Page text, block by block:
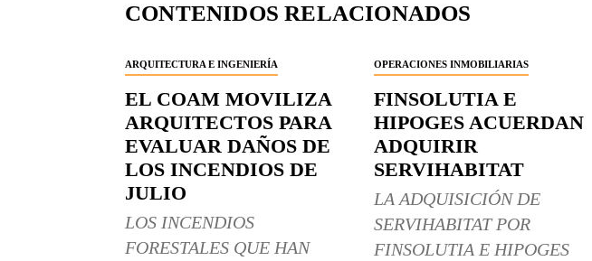
CONTENIDOS RELACIONADOS
ARQUITECTURA E INGENIERÍA
EL COAM MOVILIZA
ARQUITECTOS PARA
EVALUAR DAÑOS DE
LOS INCENDIOS DE
JULIO
LOS INCENDIOS
FORESTALES QUE HAN
OPERACIONES INMOBILIARIAS
FINSOLUTIA E
HIPOGES ACUERDAN
ADQUIRIR
SERVIHABITAT
LA ADQUISICIÓN DE
SERVIHABITAT POR
FINSOLUTIA E HIPOGES